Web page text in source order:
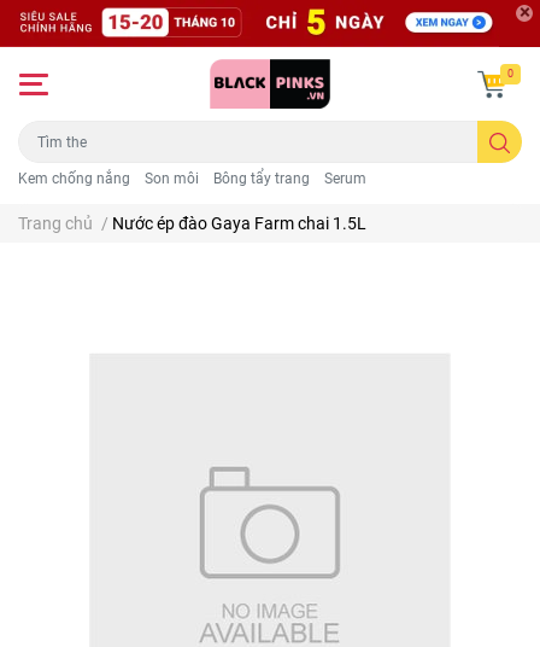
Kem chống nắng Son môi Bông tẩy trang Serum
0
Trang chủ / Nước ép đào Gaya Farm chai 1.5L